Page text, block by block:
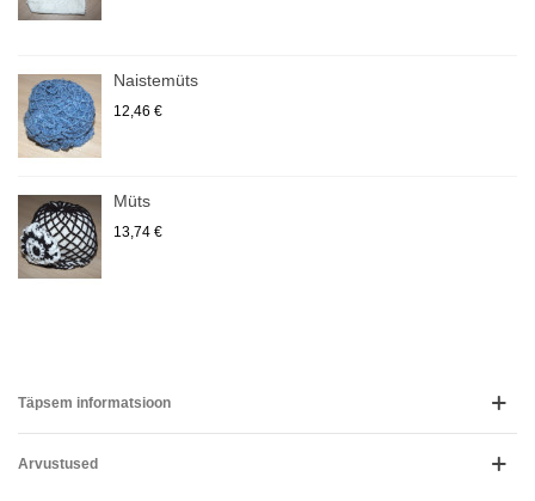
Naistemüts
12,46 €
Müts
13,74 €
Täpsem informatsioon
Arvustused